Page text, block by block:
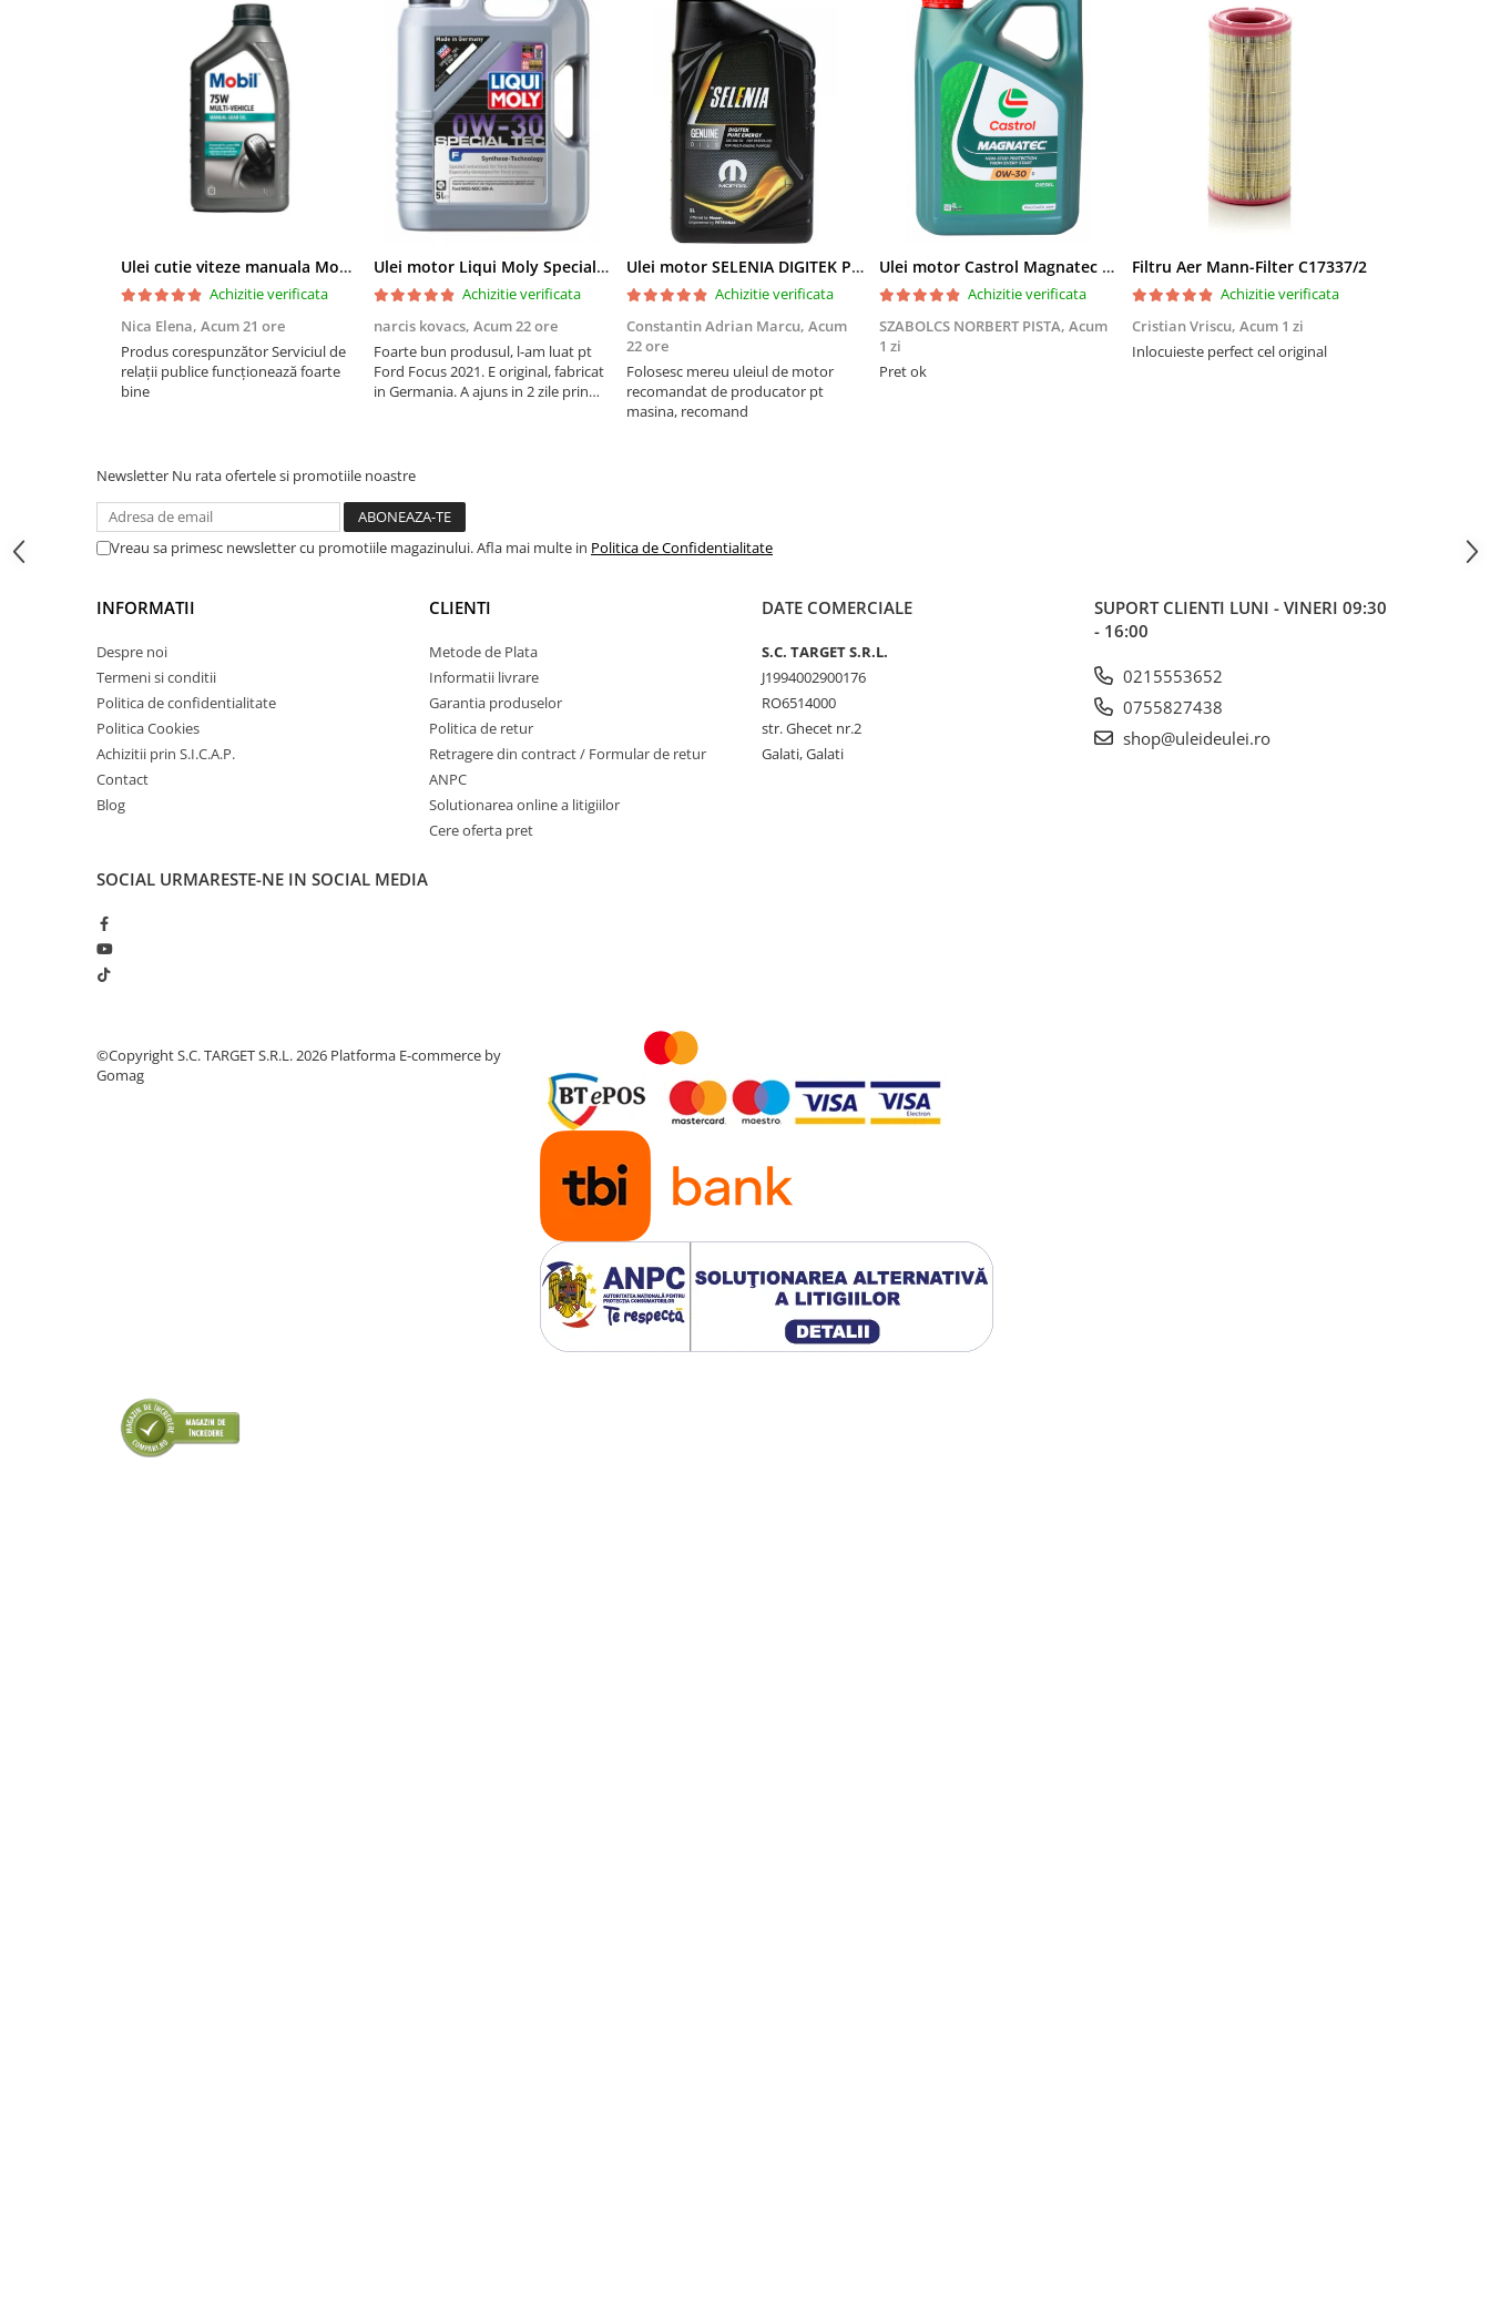
Cablu frana de mana
Bujii incandescente
Curea distributie
Pompa apa
Transmisie
Curea transmisie
Directie/stabilizare
Bielete antiruliu
Bielete directie
Cap de bara
Amortizor capota
Pivot suspensie
■ Siguranta auto
Ulei cutie viteze manuala Mobil Multi-Vehicle Manual Transmission Fluid 75W - 1 Litru
Achizitie verificata
Nica Elena, Acum 21 ore
Produs corespunzător Serviciul de
relații publice funcționează foarte
bine
Ulei motor Liqui Moly Special Tec F 0W30 - 5 Litri
Achizitie verificata
narcis kovacs, Acum 22 ore
Foarte bun produsul, l-am luat pt
Ford Focus 2021. E original, fabricat
in Germania. A ajuns in 2 zile prin
Ulei motor SELENIA DIGITEK PURE ENERGY 0W30 70236EF8EU - 1 Litru
Achizitie verificata
Constantin Adrian Marcu, Acum
22 ore
Folosesc mereu uleiul de motor
recomandat de producator pt
masina, recomand
Ulei motor Castrol Magnatec 0W30 D - 4 Litri
Achizitie verificata
SZABOLCS NORBERT PISTA, Acum
1 zi
Pret ok
Filtru Aer Mann-Filter C17337/2
Achizitie verificata
Cristian Vriscu, Acum 1 zi
Inlocuieste perfect cel original
Newsletter Nu rata ofertele si promotiile noastre
Vreau sa primesc newsletter cu promotiile magazinului. Afla mai multe in Politica de Confidentialitate
INFORMATII
Despre noi
Termeni si conditii
Politica de confidentialitate
Politica Cookies
Achizitii prin S.I.C.A.P.
Contact
Blog
CLIENTI
Metode de Plata
Informatii livrare
Garantia produselor
Politica de retur
Retragere din contract / Formular de retur
ANPC
Solutionarea online a litigiilor
Cere oferta pret
DATE COMERCIALE
S.C. TARGET S.R.L.
J1994002900176
RO6514000
str. Ghecet nr.2
Galati, Galati
SUPORT CLIENTI LUNI - VINERI 09:30
- 16:00
0215553652
0755827438
shop@uleideulei.ro
SOCIAL URMARESTE-NE IN SOCIAL MEDIA
©Copyright S.C. TARGET S.R.L. 2026 Platforma E-commerce by
Gomag